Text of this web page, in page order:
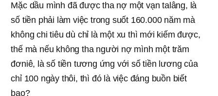
Mặc dầu mình đã được tha nợ một vạn talâng, là
số tiền phải làm việc trong suốt 160.000 năm mà
không chi tiêu dù chỉ là một xu thì mới kiếm được,
thế mà nếu không tha người nợ mình một trăm
đơniê, là số tiền tương ứng với số tiền lương của
chỉ 100 ngày thôi, thì đó là việc đáng buồn biết
bao?